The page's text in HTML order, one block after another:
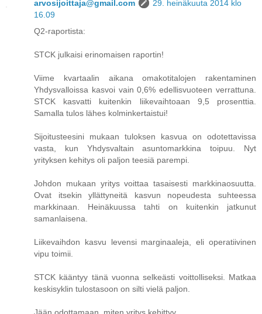
arvosijoittaja@gmail.com
29. heinäkuuta 2014 klo
16.09
Q2-raportista:
STCK julkaisi erinomaisen raportin!
Viime kvartaalin aikana omakotitalojen rakentaminen
Yhdysvalloissa kasvoi vain 0,6% edellisvuoteen verrattuna.
STCK kasvatti kuitenkin liikevaihtoaan 9,5 prosenttia.
Samalla tulos lähes kolminkertaistui!
Sijoitusteesini mukaan tuloksen kasvua on odotettavissa
vasta, kun Yhdysvaltain asuntomarkkina toipuu. Nyt
yrityksen kehitys oli paljon teesiä parempi.
Johdon mukaan yritys voittaa tasaisesti markkinaosuutta.
Ovat itsekin yllättyneitä kasvun nopeudesta suhteessa
markkinaan. Heinäkuussa tahti on kuitenkin jatkunut
samanlaisena.
Liikevaihdon kasvu levensi marginaaleja, eli operatiivinen
vipu toimii.
STCK kääntyy tänä vuonna selkeästi voittolliseksi. Matkaa
keskisyklin tulostasoon on silti vielä paljon.
Jään odottamaan, miten yritys kehittyy.